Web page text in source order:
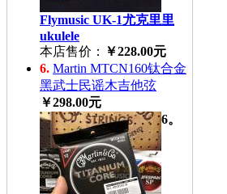
Flymusic UK-1尤克里里
ukulele
本店售价： ￥228.00元
6. Martin MTCN160钛合金
黑武士民谣木吉他弦
￥298.00元
6。